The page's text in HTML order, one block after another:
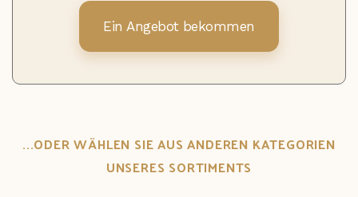
Ein Angebot bekommen
...ODER WÄHLEN SIE AUS ANDEREN KATEGORIEN
UNSERES SORTIMENTS